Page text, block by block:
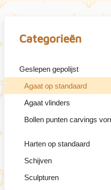
Categorieën
Geslepen gepolijst
Agaat op standaard
Agaat vlinders
Bollen punten carvings
Harten op standaard
Schijven
Sculpturen